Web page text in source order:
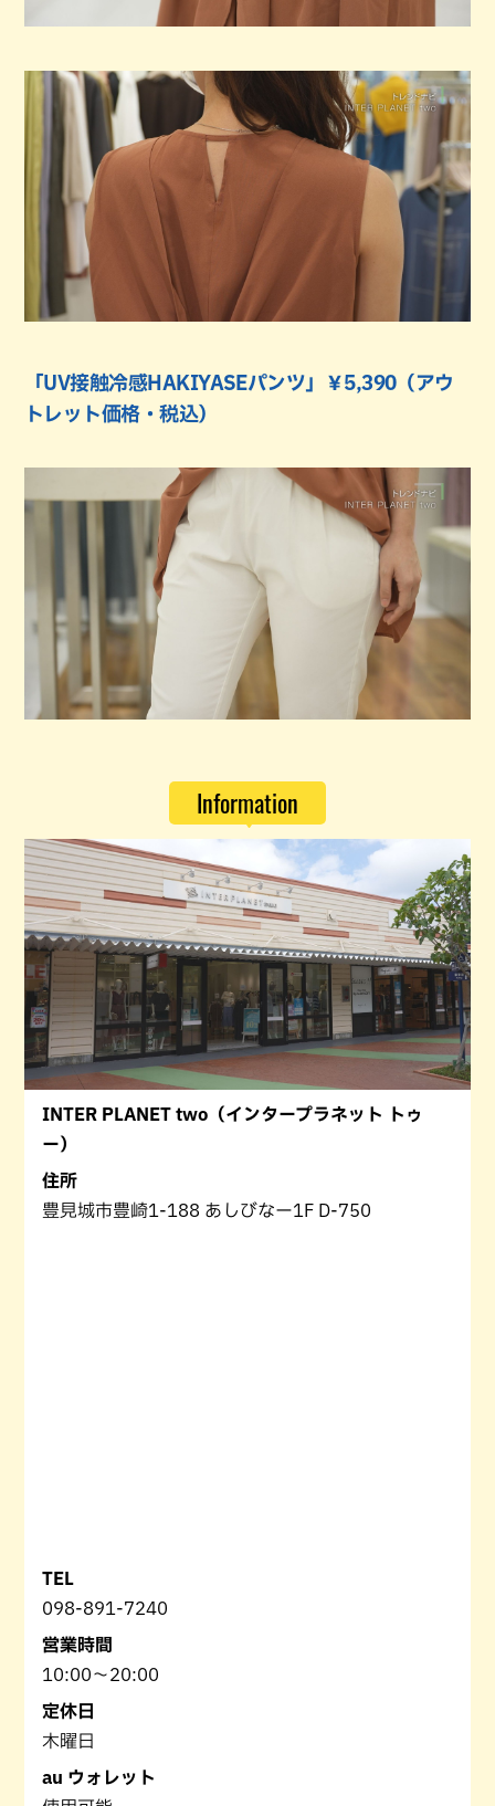
「UV接触冷感HAKIYASEパンツ」￥5,390（アウ
トレット価格・税込）
Information
INTER PLANET two（インタープラネット トゥ
ー）
住所
豊見城市豊崎1-188 あしびなー1F D-750
TEL
098-891-7240
営業時間
10:00〜20:00
定休日
木曜日
au ウォレット